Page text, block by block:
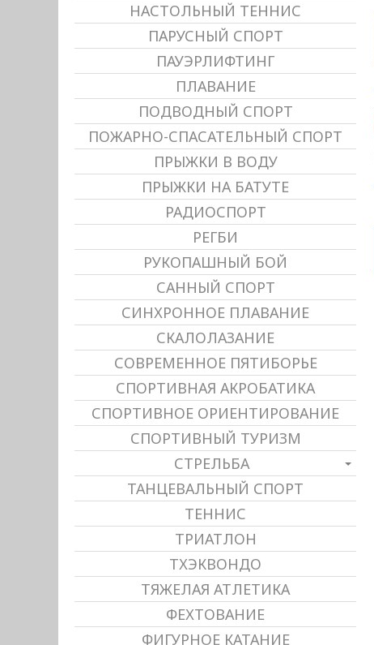
НАСТОЛЬНЫЙ ТЕННИС
ПАРУСНЫЙ СПОРТ
ПАУЭРЛИФТИНГ
ПЛАВАНИЕ
ПОДВОДНЫЙ СПОРТ
ПОЖАРНО-СПАСАТЕЛЬНЫЙ СПОРТ
ПРЫЖКИ В ВОДУ
ПРЫЖКИ НА БАТУТЕ
РАДИОСПОРТ
РЕГБИ
РУКОПАШНЫЙ БОЙ
САННЫЙ СПОРТ
СИНХРОННОЕ ПЛАВАНИЕ
СКАЛОЛАЗАНИЕ
СОВРЕМЕННОЕ ПЯТИБОРЬЕ
СПОРТИВНАЯ АКРОБАТИКА
СПОРТИВНОЕ ОРИЕНТИРОВАНИЕ
СПОРТИВНЫЙ ТУРИЗМ
СТРЕЛЬБА
ТАНЦЕВАЛЬНЫЙ СПОРТ
ТЕННИС
ТРИАТЛОН
ТХЭКВОНДО
ТЯЖЕЛАЯ АТЛЕТИКА
ФЕХТОВАНИЕ
ФИГУРНОЕ КАТАНИЕ